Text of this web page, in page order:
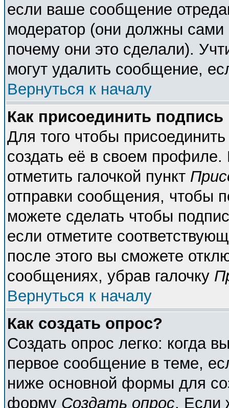
если ваше сообщение
модератор (они должны сами
почему они это сделали).
могут удалить сообщение,
Вернуться к началу
Как присоединить
Для того чтобы
создать её в своем
отметить галочкой пункт
отправки сообщения, чтобы
можете сделать чтобы
если отметите
после этого вы сможете
сообщениях, убрав галочку
Вернуться к началу
Как создать опрос?
Создать опрос легко: когда
первое сообщение в теме,
ниже основной формы для
форму Создать опрос. Если